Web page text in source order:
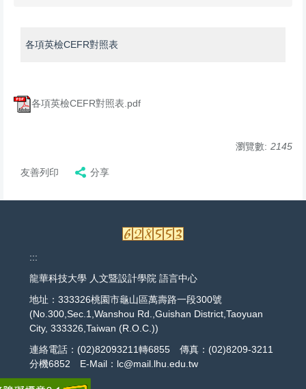
各項英檢CEFR對照表
各項英檢CEFR對照表.pdf
瀏覽數: 2145
友善列印 分享
:::
龍華科技大學 人文暨設計學院 語言中心
地址：333326桃園市龜山區萬壽路一段300號
(No.300,Sec.1,Wanshou Rd.,Guishan District,Taoyuan
City, 333326,Taiwan (R.O.C.))
連絡電話：(02)82093211轉6855 傳真：(02)8209-3211
分機6852 E-Mail：lc@mail.lhu.edu.tw